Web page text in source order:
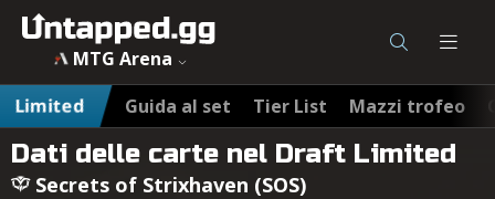
MTG Arena
Limited
Guida al set Tier List Mazzi trofeo
Dati delle carte nel Draft Limited
Secrets of Strixhaven (SOS)